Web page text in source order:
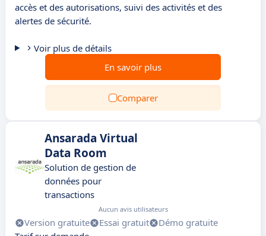
accès et des autorisations, suivi des activités et des
alertes de sécurité.
Voir plus de détails
En savoir plus
Comparer
Ansarada Virtual
Data Room
Solution de gestion de
données pour
transactions
Aucun avis utilisateurs
Version gratuite Essai gratuit
Démo gratuite